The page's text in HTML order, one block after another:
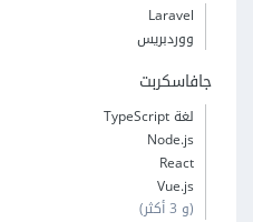
Laravel
ووردبريس
جافاسكربت
لغة TypeScript
Node.js
React
Vue.js
(و 3 أكثر)